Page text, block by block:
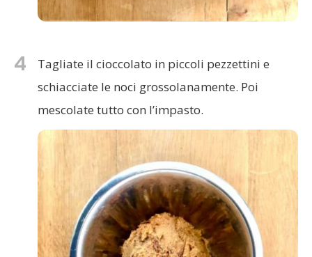
4
Tagliate il cioccolato in piccoli pezzettini e
schiacciate le noci grossolanamente. Poi
mescolate tutto con l’impasto.